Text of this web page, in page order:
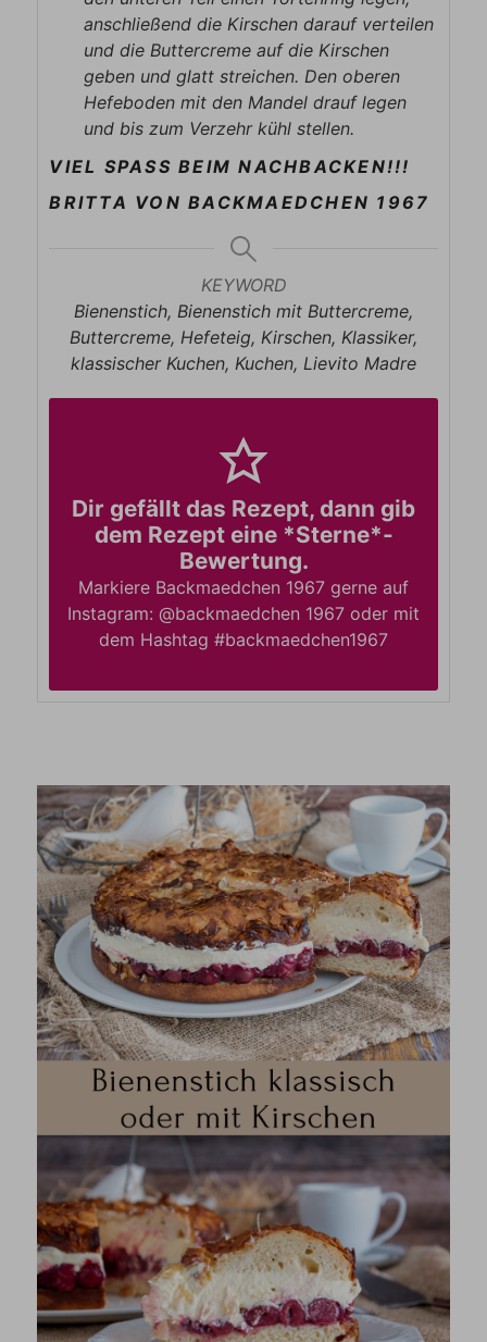
anschließend die Kirschen darauf verteilen
und die Buttercreme auf die Kirschen
geben und glatt streichen. Den oberen
Hefeboden mit den Mandel drauf legen
und bis zum Verzehr kühl stellen.
VIEL SPASS BEIM NACHBACKEN!!!
BRITTA VON BACKMAEDCHEN 1967
KEYWORD
Bienenstich, Bienenstich mit Buttercreme,
Buttercreme, Hefeteig, Kirschen, Klassiker,
klassischer Kuchen, Kuchen, Lievito Madre
Dir gefällt das Rezept, dann gib
dem Rezept eine *Sterne*-
Bewertung.
Markiere Backmaedchen 1967 gerne auf
Instagram: @backmaedchen 1967 oder mit
dem Hashtag #backmaedchen1967